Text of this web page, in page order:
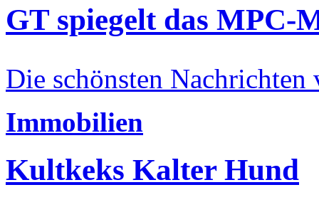
GT spiegelt das MPC-
Die schönsten Nachrichten
Immobilien
Kultkeks Kalter Hund